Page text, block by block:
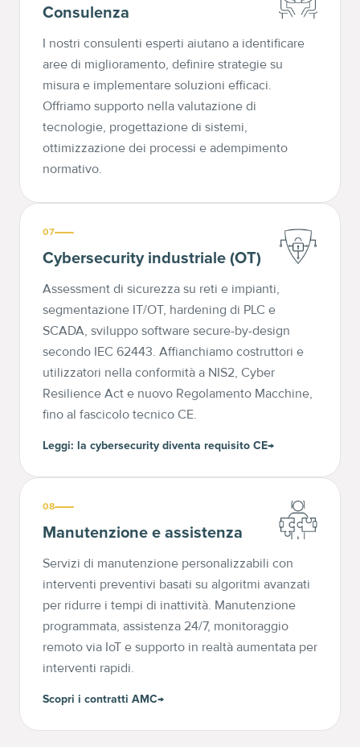
Consulenza
I nostri consulenti esperti aiutano a identificare
aree di miglioramento, definire strategie su
misura e implementare soluzioni efficaci.
Offriamo supporto nella valutazione di
tecnologie, progettazione di sistemi,
ottimizzazione dei processi e adempimento
normativo.
07
Cybersecurity industriale (OT)
Assessment di sicurezza su reti e impianti,
segmentazione IT/OT, hardening di PLC e
SCADA, sviluppo software secure-by-design
secondo IEC 62443. Affianchiamo costruttori e
utilizzatori nella conformità a NIS2, Cyber
Resilience Act e nuovo Regolamento Macchine,
fino al fascicolo tecnico CE.
Leggi: la cybersecurity diventa requisito CE→
08
Manutenzione e assistenza
Servizi di manutenzione personalizzabili con
interventi preventivi basati su algoritmi avanzati
per ridurre i tempi di inattività. Manutenzione
programmata, assistenza 24/7, monitoraggio
remoto via IoT e supporto in realtà aumentata per
interventi rapidi.
Scopri i contratti AMC→